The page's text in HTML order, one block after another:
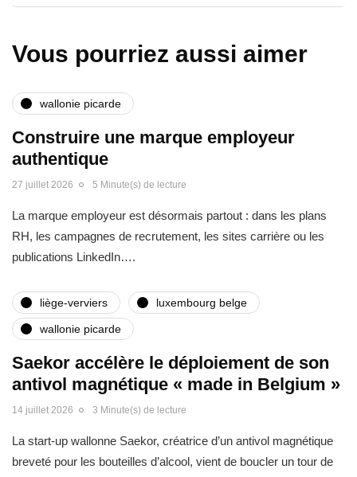
Vous pourriez aussi aimer
wallonie picarde
Construire une marque employeur
authentique
27 juillet 2026 5 Minute(s) de lecture
La marque employeur est désormais partout : dans les plans
RH, les campagnes de recrutement, les sites carrière ou les
publications LinkedIn….
liège-verviers luxembourg belge
wallonie picarde
Saekor accélère le déploiement de son
antivol magnétique « made in Belgium »
14 juillet 2026 3 Minute(s) de lecture
La start-up wallonne Saekor, créatrice d’un antivol magnétique
breveté pour les bouteilles d’alcool, vient de boucler un tour de